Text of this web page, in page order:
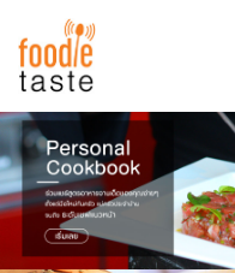
สูตรอาหาร
สูตรอาหารล่าสุด
Top Foodie
พาไปชิม